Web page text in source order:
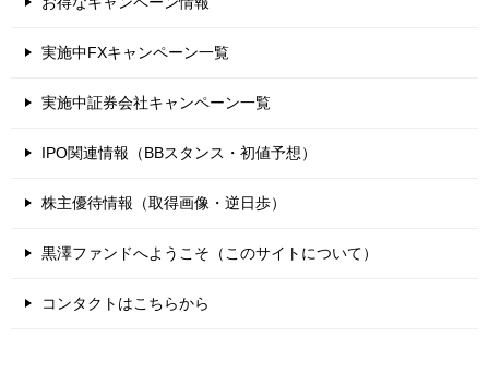
実施中FXキャンペーン一覧
実施中証券会社キャンペーン一覧
IPO関連情報（BBスタンス・初値予想）
株主優待情報（取得画像・逆日歩）
黒澤ファンドへようこそ（このサイトについて）
コンタクトはこちらから